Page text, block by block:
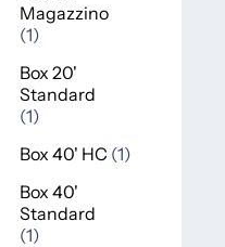
Magazzino
1
Box 20'
Standard
1
Box 40' HC 1
Box 40'
Standard
1